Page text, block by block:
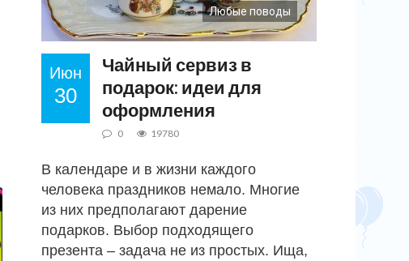
Любые поводы
Июн
30
Чайный сервиз в
подарок: идеи для
оформления
0 19780
В календаре и в жизни каждого
человека праздников немало. Многие
из них предполагают дарение
подарков. Выбор подходящего
презента – задача не из простых. Ища,